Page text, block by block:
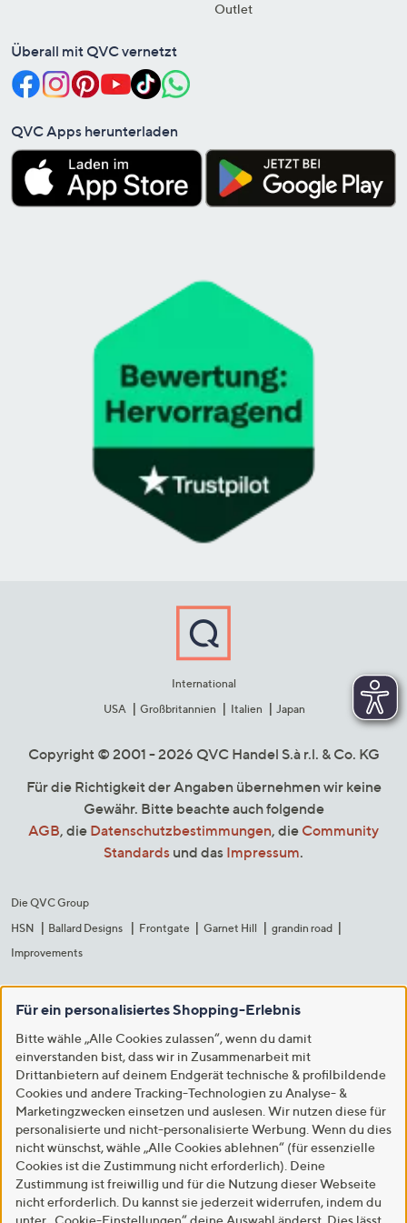
Outlet
Überall mit QVC vernetzt
QVC Apps herunterladen
International
USA
Großbritannien Italien Japan
Copyright © 2001 - 2026 QVC Handel S.à r.l. & Co. KG
Für die Richtigkeit der Angaben übernehmen wir keine
Gewähr. Bitte beachte auch folgende
AGB, die Datenschutzbestimmungen, die Community
Standards und das Impressum.
Die QVC Group
HSN
Ballard Designs Frontgate Garnet Hill
grandin road
Improvements
Für ein personalisiertes Shopping-Erlebnis
Bitte wähle „Alle Cookies zulassen“, wenn du damit
einverstanden bist, dass wir in Zusammenarbeit mit
Drittanbietern auf deinem Endgerät technische & profilbildende
Cookies und andere Tracking-Technologien zu Analyse- &
Marketingzwecken einsetzen und auslesen. Wir nutzen diese für
personalisierte und nicht-personalisierte Werbung. Wenn du dies
nicht wünschst, wähle „Alle Cookies ablehnen“ (für essenzielle
Cookies ist die Zustimmung nicht erforderlich). Deine
Zustimmung ist freiwillig und für die Nutzung dieser Webseite
nicht erforderlich. Du kannst sie jederzeit widerrufen, indem du
unter „Cookie-Einstellungen“ deine Auswahl änderst. Dies lässt